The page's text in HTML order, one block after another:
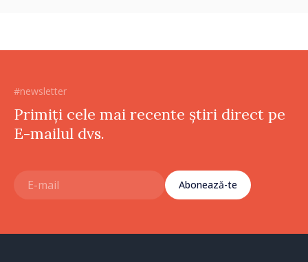
#newsletter
Primiți cele mai recente știri direct pe
E-mailul dvs.
Abonează-te